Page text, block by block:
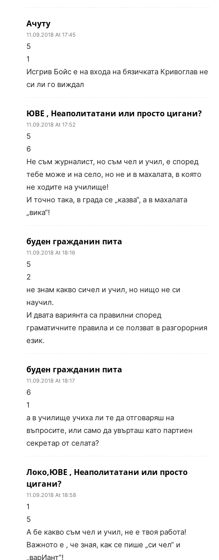
Ачуту
11.09.2018 At 17:45
5
1
Исгрив Бойс е на входа на бязичката Кривоглав не
си ли го виждал
ЮВЕ , Неаполитатани или просто цигани?
11.09.2018 At 17:52
5
6
Не съм журналист, но съм чел и учил, е според
тебе може и на село, но не и в махалата, в която
не ходите на училище!
И точно така, в града се „казва“, а в махалата
„вика“!
буден гражданин пита
11.09.2018 At 18:16
5
2
не знам какво сичел и учил, но нищо не си
научил.
И двата вариянта са правилни според
граматичните правила и се ползват в разгорорния
език.
буден гражданин пита
11.09.2018 At 18:17
6
1
а в училище учиха ли те да отговаряш на
въпросите, или само да увърташ като партиен
секретар от селата?
Локо,ЮВЕ , Неаполитатани или просто
цигани?
11.09.2018 At 18:58
1
5
А бе какво съм чел и учил, не е твоя работа!
Важното е , че зная, как се пише „си чел“ и
„варИант“!